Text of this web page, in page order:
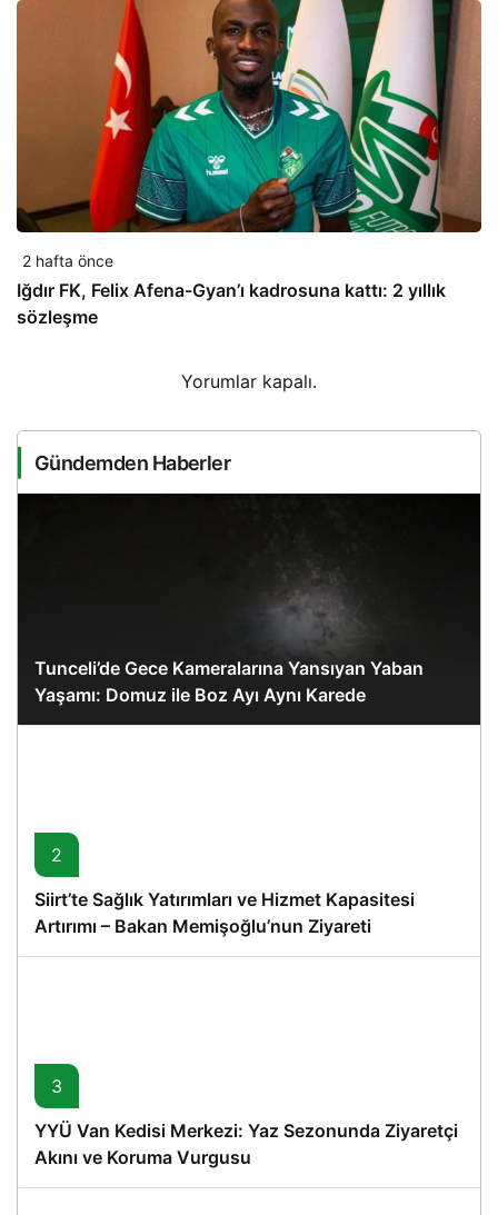
2 hafta önce
Iğdır FK, Felix Afena-Gyan’ı kadrosuna kattı: 2 yıllık
sözleşme
Yorumlar kapalı.
Gündemden Haberler
Tunceli’de Gece Kameralarına Yansıyan Yaban
Yaşamı: Domuz ile Boz Ayı Aynı Karede
2
Siirt’te Sağlık Yatırımları ve Hizmet Kapasitesi
Artırımı – Bakan Memişoğlu’nun Ziyareti
3
YYÜ Van Kedisi Merkezi: Yaz Sezonunda Ziyaretçi
Akını ve Koruma Vurgusu